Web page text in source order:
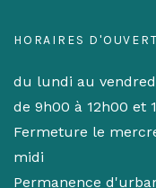
HORAIRES
du lundi au
de 9h00 à 12h00 et
Fermeture le
midi
Permanence